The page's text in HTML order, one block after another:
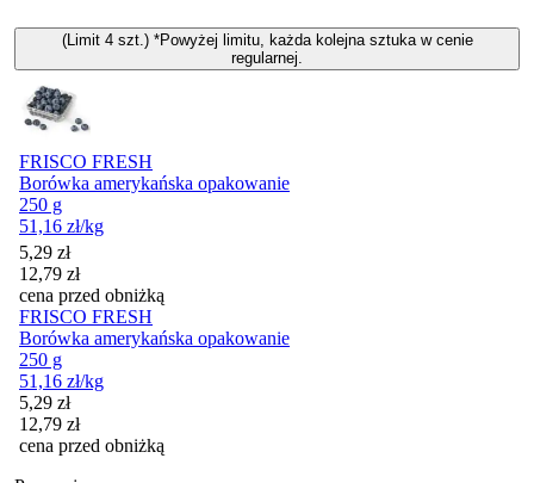
(Limit 4 szt.) *Powyżej limitu, każda kolejna sztuka w cenie
regularnej.
FRISCO FRESH
Borówka amerykańska opakowanie
250 g
51,16 zł/kg
Cena promocyjna
5,29 zł
12,79 zł
cena przed obniżką
FRISCO FRESH
Borówka amerykańska opakowanie
250 g
51,16 zł/kg
Cena promocyjna
5,29 zł
12,79 zł
cena przed obniżką